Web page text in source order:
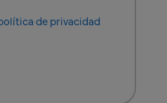
de privacidad